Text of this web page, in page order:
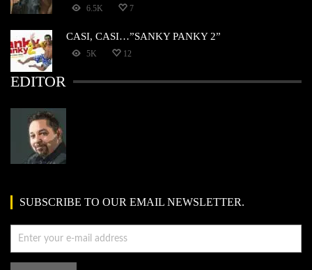
6.5K 7
CASI, CASI…”SANKY PANKY 2”
5K 12
EDITOR
SUBSCRIBE TO OUR EMAIL NEWSLETTER.